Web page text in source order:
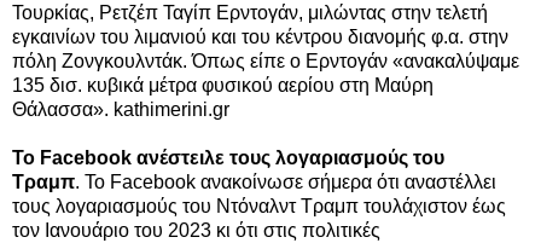
Τουρκίας, Ρετζέπ Ταγίπ Ερντογάν, μιλώντας στην τελετή
εγκαινίων του λιμανιού και του κέντρου διανομής φ.α. στην
πόλη Ζονγκουλντάκ. Όπως είπε ο Ερντογάν «ανακαλύψαμε
135 δισ. κυβικά μέτρα φυσικού αερίου στη Μαύρη
Θάλασσα». kathimerini.gr
Το Facebook ανέστειλε τους λογαριασμούς του
Τραμπ. To Facebook ανακοίνωσε σήμερα ότι αναστέλλει
τους λογαριασμούς του Ντόναλντ Τραμπ τουλάχιστον έως
τον Ιανουάριο του 2023 κι ότι στις πολιτικές